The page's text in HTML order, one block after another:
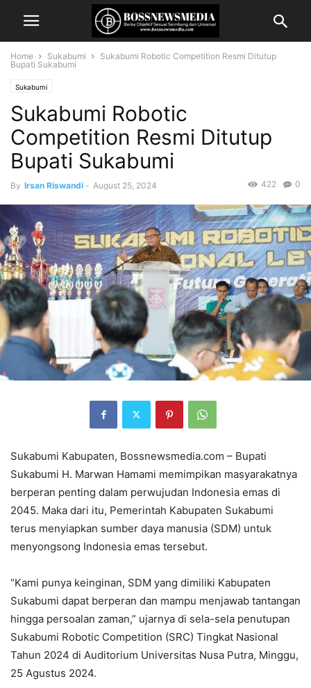
Home Sukabumi
Sukabumi Robotic Competition Resmi Ditutup
Bupati Sukabumi
Sukabumi
Sukabumi Robotic
Competition Resmi Ditutup
Bupati Sukabumi
By Irsan Riswandi - August 25, 2024 0
422
Sukabumi Kabupaten, Bossnewsmedia.com – Bupati
Sukabumi H. Marwan Hamami memimpikan masyarakatnya
berperan penting dalam perwujudan Indonesia emas di
2045. Maka dari itu, Pemerintah Kabupaten Sukabumi
terus menyiapkan sumber daya manusia (SDM) untuk
menyongsong Indonesia emas tersebut.
“Kami punya keinginan, SDM yang dimiliki Kabupaten
Sukabumi dapat berperan dan mampu menjawab tantangan
hingga persoalan zaman,” ujarnya di sela-sela penutupan
Sukabumi Robotic Competition (SRC) Tingkat Nasional
Tahun 2024 di Auditorium Universitas Nusa Putra, Minggu,
25 Agustus 2024.